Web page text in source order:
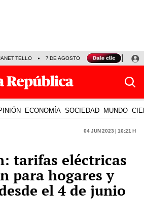
TELLO 7 DE AGOSTO TINKA RESULTADOS
ECONOMÍA SOCIEDAD MUNDO
04 Jun 2023 | 16:21 h
tarifas eléctricas
para hogares y
el 4 de junio